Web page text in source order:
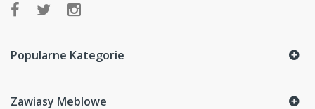
Popularne Kategorie
Zawiasy Meblowe